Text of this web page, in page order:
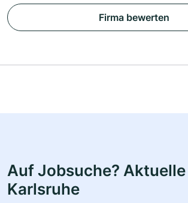
Firma bewerten
Auf Jobsuche?
Karlsruhe